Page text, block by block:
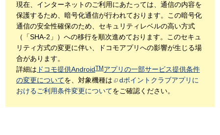
現在、インターネットのご利用にあたっては、通信の内容を
保護するため、暗号化通信が行われております。この暗号化
通信の安全性確保のため、セキュリティレベルの高い方式
（「SHA-2」）への移行を順次進めております。このセキュ
リティ方式の変更に伴い、ドコモアプリへの影響が生じる場
合があります。
詳細は ドコモ提供AndroidTM アプリの一部サービス提供条件
の変更についてを、対象機種は
dポイントクラブアプリに
おけるご利用条件変更についてをご確認ください。